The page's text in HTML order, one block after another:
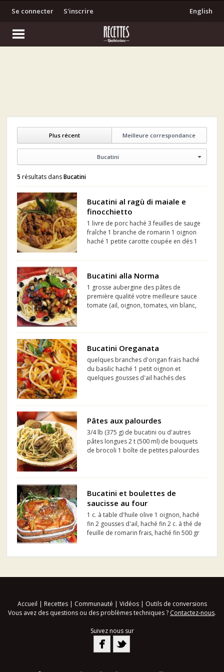
S'inscrire
Se connecter English
Meilleure correspondance
Plus récent
Bucatini
5 résultats dansBucatini
Bucatini al ragù di maiale e
finocchietto
1 livre de porc haché 3 feuilles de sauge
fraîche 1 branche de romarin 1 oignon
haché 1 petite carotte coupée en dés 1
environ 1 tasse de bulbe de fenouil
poulet 3/4 de tass...
Bucatini alla Norma
1 grosse aubergine des pâtes de
première qualité votre meilleure sauce
tomate (ail, oignon, tomates, vin blanc,
Bucatini Oreganata
quelques branches d'origan frais haché
du basilic haché 1 petit oignon et
quelques gousses d'ail hachés des
de crème
Pâtes aux palourdes
3/4 lb (375 g) de bucatini ou d'autres
pâtes longues 2 t (500 ml) de bouquets
de brocoli 1 boîte de petites palourdes
ml) de persil frais, haché
Bucatini et boulettes de
saucisse au four
1 c. à table d'huile olive 1 oignon, haché
fin 2 gousses d'ail, haché fin 2 c. à thé de
feuille de romarin frais, haché fin 500 gr
Accueil | Recettes| Communauté | Vidéos| Outils de conversions
Vous avez des questions ou des problèmes techniques ? Contactez-nous.
Suivez nous sur